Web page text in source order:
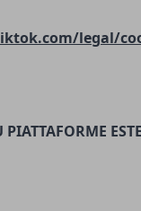
legal/